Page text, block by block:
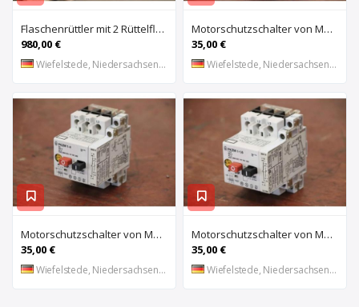
Flaschenrüttler mit 2 Rüttelflaschen von Wacker – FU-4/200SW
980,00 €
Wiefelstede, Niedersachsen, DE
Motorschutzschalter von Moeller – PKZM 1-0,4
35,00 €
Wiefelstede, Niedersachsen, DE
Motorschutzschalter von Moeller – PKZM 1-6
35,00 €
Wiefelstede, Niedersachsen, DE
Motorschutzschalter von Moeller – PKZM 1-1,6
35,00 €
Wiefelstede, Niedersachsen, DE